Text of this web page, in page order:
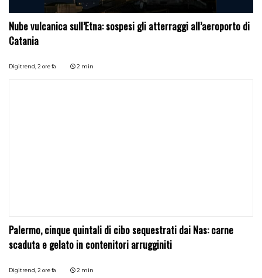
Nube vulcanica sull’Etna: sospesi gli atterraggi all’aeroporto di
Catania
Digitrend, 2 ore fa 2 min
Palermo, cinque quintali di cibo sequestrati dai Nas: carne
scaduta e gelato in contenitori arrugginiti
Digitrend, 2 ore fa 2 min